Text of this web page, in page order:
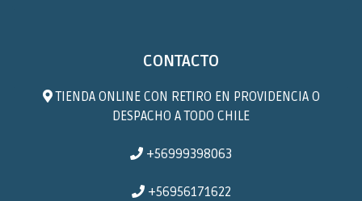
CONTACTO
TIENDA ONLINE CON RETIRO EN PROVIDENCIA O
DESPACHO A TODO CHILE
+56999398063
+56956171622